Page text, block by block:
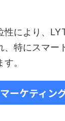
性により、
、特にスマー
。
ーケティン